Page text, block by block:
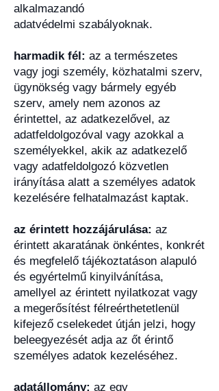
alkalmazandó
adatvédelmi szabályoknak.
harmadik fél: az a természetes
vagy jogi személy, közhatalmi szerv,
ügynökség vagy bármely egyéb
szerv, amely nem azonos az
érintettel, az adatkezelővel, az
adatfeldolgozóval vagy azokkal a
személyekkel, akik az adatkezelő
vagy adatfeldolgozó közvetlen
irányítása alatt a személyes adatok
kezelésére felhatalmazást kaptak.
az érintett hozzájárulása: az
érintett akaratának önkéntes, konkrét
és megfelelő tájékoztatáson alapuló
és egyértelmű kinyilvánítása,
amellyel az érintett nyilatkozat vagy
a megerősítést félreérthetetlenül
kifejező cselekedet útján jelzi, hogy
beleegyezését adja az őt érintő
személyes adatok kezeléséhez.
adatállomány: az egy